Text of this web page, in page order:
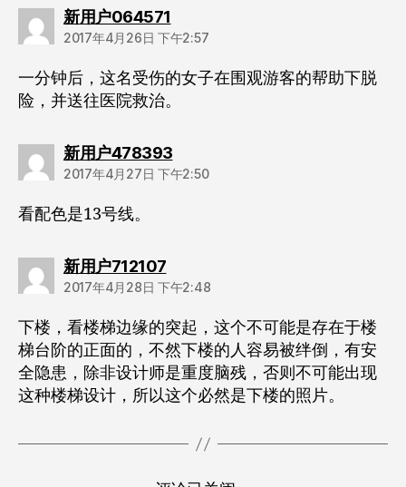
新用户064571
2017年4月26日 下午2:57
一分钟后，这名受伤的女子在围观游客的帮助下脱
险，并送往医院救治。
新用户478393说：
2017年4月27日 下午2:50
看配色是13号线。
新用户712107说：
2017年4月28日 下午2:48
下楼，看楼梯边缘的突起，这个不可能是存在于楼
梯台阶的正面的，不然下楼的人容易被绊倒，有安
全隐患，除非设计师是重度脑残，否则不可能出现
这种楼梯设计，所以这个必然是下楼的照片。